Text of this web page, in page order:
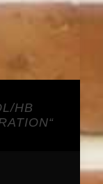
HB